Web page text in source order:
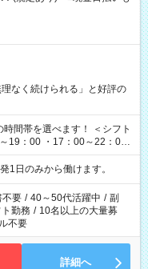
なく続けられる」と好評の
19：00 ・17：00～22：00
：00 など
1日のみから働けます。
不要 / 40～50代活躍中 / 副
勤務 / 10名以上の大量募
不要
詳細へ